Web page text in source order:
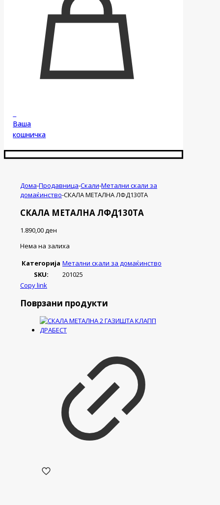
Ваша
кошничка
Дома-Продавница-Скали-Метални скали за
домаќинство-СКАЛА МЕТАЛНА ЛФД130ТА
СКАЛА МЕТАЛНА ЛФД130ТА
1.890,00ден
Нема на залиха
Категорија Метални скали за домаќинство
SKU:
201025
Copy link
Поврзани продукти